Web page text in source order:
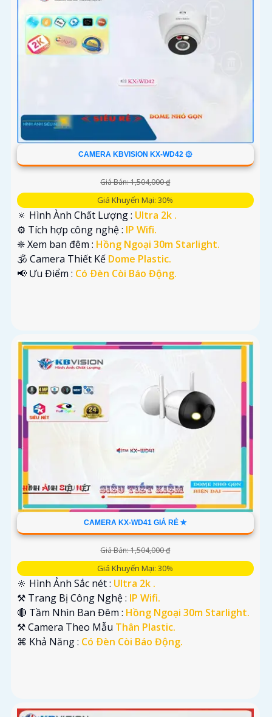
CAMERA KBVISION KX-WD42 ۞
Giá Bán: 1,504,000 ₫
Giá Khuyến Mại: 30%
🔅 Hình Ành Chất Lượng : Ultra 2k .
⚙ Tích hợp công nghệ : IP Wifi.
❈ Xem ban đêm : Hồng Ngoại 30m Starlight.
🕉️ Camera Thiết Kế Dome Plastic.
️📢 Ưu Điểm : Có Ðèn Còi Báo Động.
CAMERA KX-WD41 GIÁ RẺ ✮
Giá Bán: 1,504,000 ₫
Giá Khuyến Mại: 30%
🔆 Hình Ảnh Sắc nét : Ultra 2k .
⚒ Trang Bị Công Nghệ : IP Wifi.
🔴 Tầm Nhìn Ban Đêm : Hồng Ngoại 30m Starlight.
⚒ Camera Theo Mẫu Thân Plastic.
️⌘ Khả Năng : Có Ðèn Còi Báo Động.